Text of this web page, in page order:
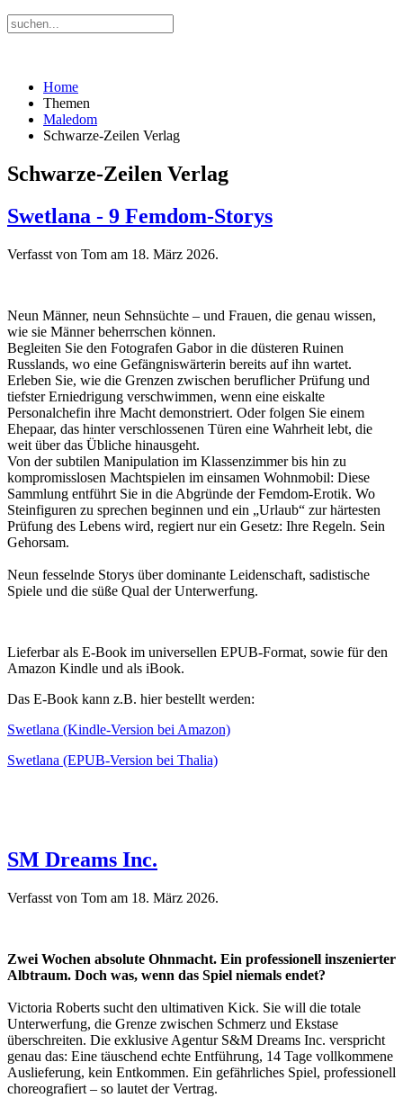
Home
Themen
Maledom
Schwarze-Zeilen Verlag
Schwarze-Zeilen Verlag
Swetlana - 9 Femdom-Storys
Verfasst von Tom am 18. März 2026.
Neun Männer, neun Sehnsüchte – und Frauen, die genau wissen,
wie sie Männer beherrschen können.
Begleiten Sie den Fotografen Gabor in die düsteren Ruinen
Russlands, wo eine Gefängniswärterin bereits auf ihn wartet.
Erleben Sie, wie die Grenzen zwischen beruflicher Prüfung und
tiefster Erniedrigung verschwimmen, wenn eine eiskalte
Personalchefin ihre Macht demonstriert. Oder folgen Sie einem
Ehepaar, das hinter verschlossenen Türen eine Wahrheit lebt, die
weit über das Übliche hinausgeht.
Von der subtilen Manipulation im Klassenzimmer bis hin zu
kompromisslosen Machtspielen im einsamen Wohnmobil: Diese
Sammlung entführt Sie in die Abgründe der Femdom-Erotik. Wo
Steinfiguren zu sprechen beginnen und ein „Urlaub“ zur härtesten
Prüfung des Lebens wird, regiert nur ein Gesetz: Ihre Regeln. Sein
Gehorsam.
Neun fesselnde Storys über dominante Leidenschaft, sadistische
Spiele und die süße Qual der Unterwerfung.
Lieferbar als E-Book im universellen EPUB-Format, sowie für den
Amazon Kindle und als iBook.
Das E-Book kann z.B. hier bestellt werden:
Swetlana (Kindle-Version bei Amazon)
Swetlana (EPUB-Version bei Thalia)
SM Dreams Inc.
Verfasst von Tom am 18. März 2026.
Zwei Wochen absolute Ohnmacht. Ein professionell inszenierter
Albtraum. Doch was, wenn das Spiel niemals endet?
Victoria Roberts sucht den ultimativen Kick. Sie will die totale
Unterwerfung, die Grenze zwischen Schmerz und Ekstase
überschreiten. Die exklusive Agentur S&M Dreams Inc. verspricht
genau das: Eine täuschend echte Entführung, 14 Tage vollkommene
Auslieferung, kein Entkommen. Ein gefährliches Spiel, professionell
choreografiert – so lautet der Vertrag.